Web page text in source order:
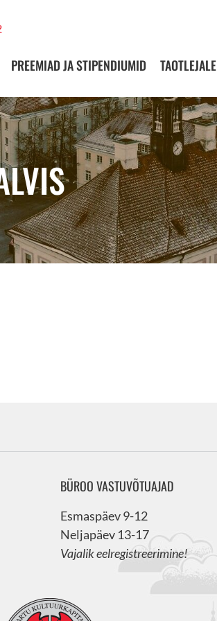
PREEMIAD JA STIPENDIUMID TAOTLEJALE
BÜROO VASTUVÕTUAJAD
Esmaspäev 9-12
Neljapäev 13-17
Vajalik eelregistreerimine!